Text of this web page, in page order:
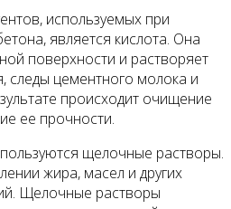
используемых при
является кислота. Она
поверхности и растворяет
следы цементного молока и
происходит очищение
ее прочности.
щелочные растворы.
жира, масел и других
Щелочные растворы